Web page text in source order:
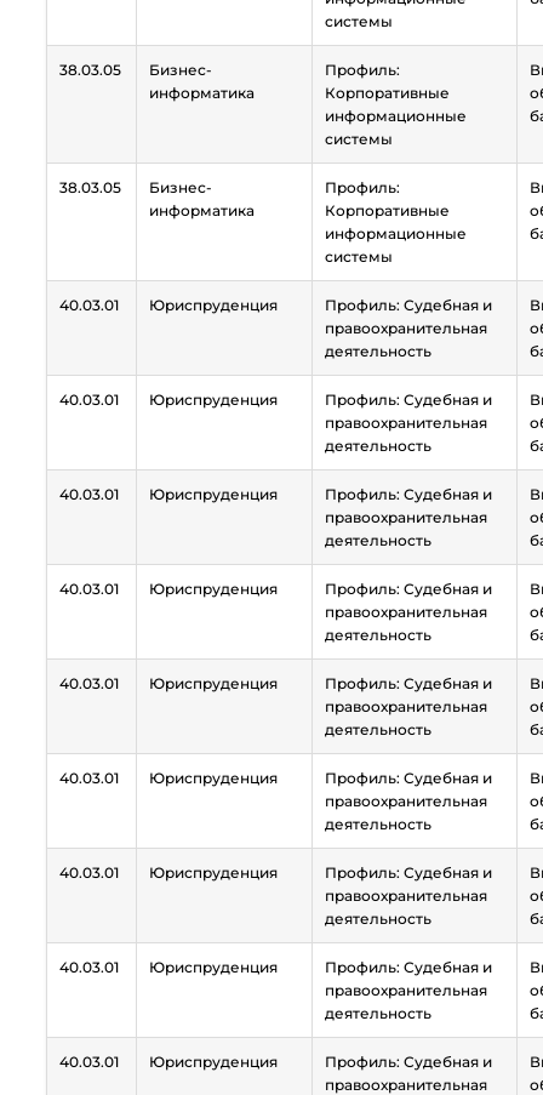
системы
38.03.05
Бизнес-
информатика
Профиль:
Корпоративные
информационные
системы
38.03.05
Бизнес-
информатика
Профиль:
Корпоративные
информационные
системы
40.03.01 Юриспруденция
Профиль: Судебная и
правоохранительная
деятельность
40.03.01 Юриспруденция
Профиль: Судебная и
правоохранительная
деятельность
40.03.01 Юриспруденция
Профиль: Судебная и
правоохранительная
деятельность
40.03.01 Юриспруденция
Профиль: Судебная и
правоохранительная
деятельность
40.03.01 Юриспруденция Профиль: Судебная и
правоохранительная
деятельность
40.03.01 Юриспруденция Профиль: Судебная и
правоохранительная
деятельность
40.03.01 Юриспруденция Профиль: Судебная и
правоохранительная
деятельность
40.03.01 Юриспруденция Профиль: Судебная и
правоохранительная
деятельность
40.03.01 Юриспруденция Профиль: Судебная и
правоохранительная